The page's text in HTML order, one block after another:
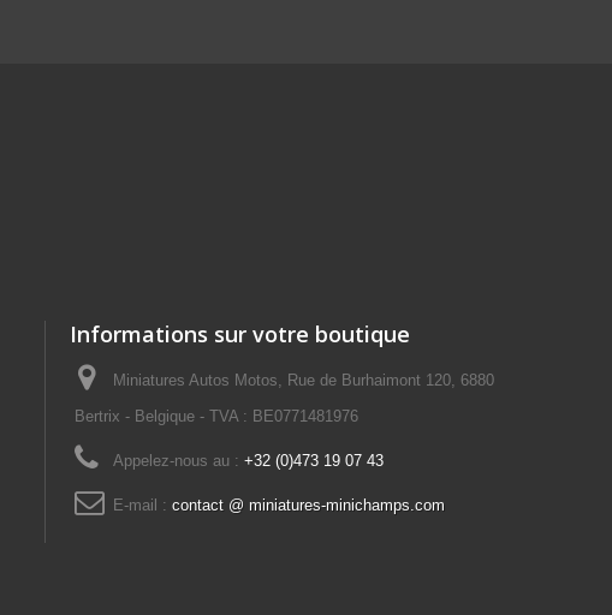
Informations sur votre boutique
Miniatures Autos Motos, Rue de Burhaimont 120, 6880
Bertrix - Belgique - TVA : BE0771481976
Appelez-nous au : +32 (0)473 19 07 43
E-mail : contact @ miniatures-minichamps.com